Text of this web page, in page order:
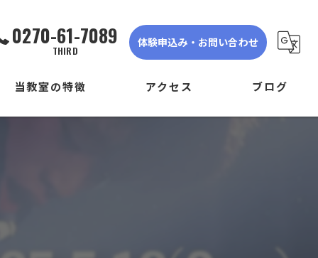
0270-61-7089
THIRD
体験申込み・お問い合わせ
当教室の特徴 アクセス ブログ